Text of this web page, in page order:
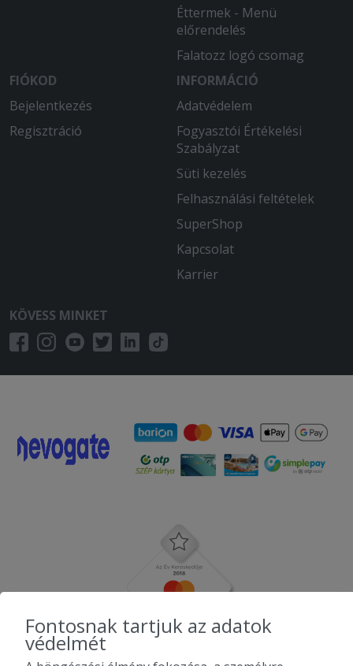
Éttermek - Menü
előrendelés
Falatozz logó csomag
FIÓKOD
Bejelentkezés
Regisztráció
INFORMÁCIÓ
Adatvédelem
Fogyasztói Értékelési
Szabályzat
Süti kezelés
Felhasználási feltételek
SuperShop
Kapcsolat
Karrier
KÖVESS MINKET
Fontosnak tartjuk az adatok
védelmét